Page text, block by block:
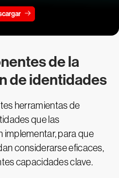
de la
de identidades
herramientas de
que las
implementar, para que
considerarse eficaces,
capacidades clave.